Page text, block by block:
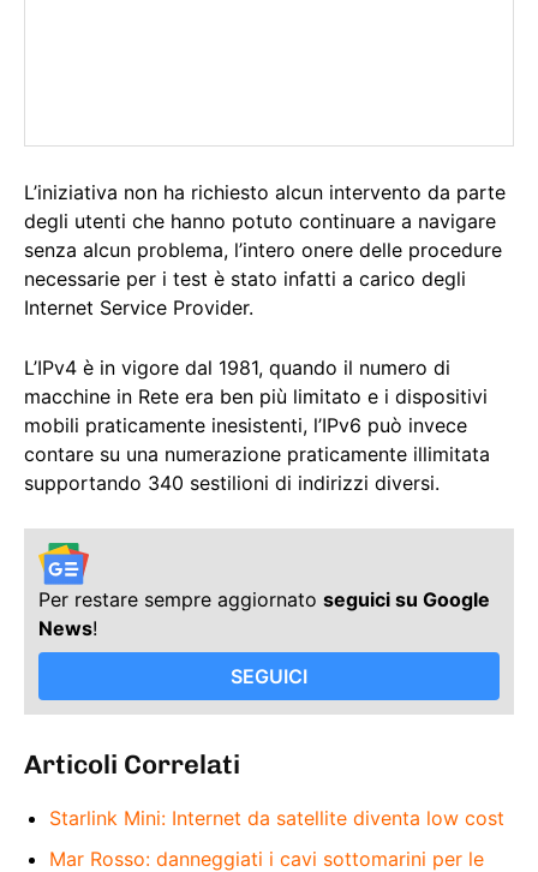
L’iniziativa non ha richiesto alcun intervento da parte
degli utenti che hanno potuto continuare a navigare
senza alcun problema, l’intero onere delle procedure
necessarie per i test è stato infatti a carico degli
Internet Service Provider.
L’IPv4 è in vigore dal 1981, quando il numero di
macchine in Rete era ben più limitato e i dispositivi
mobili praticamente inesistenti, l’IPv6 può invece
contare su una numerazione praticamente illimitata
supportando 340 sestilioni di indirizzi diversi.
Per restare sempre aggiornato seguici su Google
News!
SEGUICI
Articoli Correlati
Starlink Mini: Internet da satellite diventa low cost
Mar Rosso: danneggiati i cavi sottomarini per le